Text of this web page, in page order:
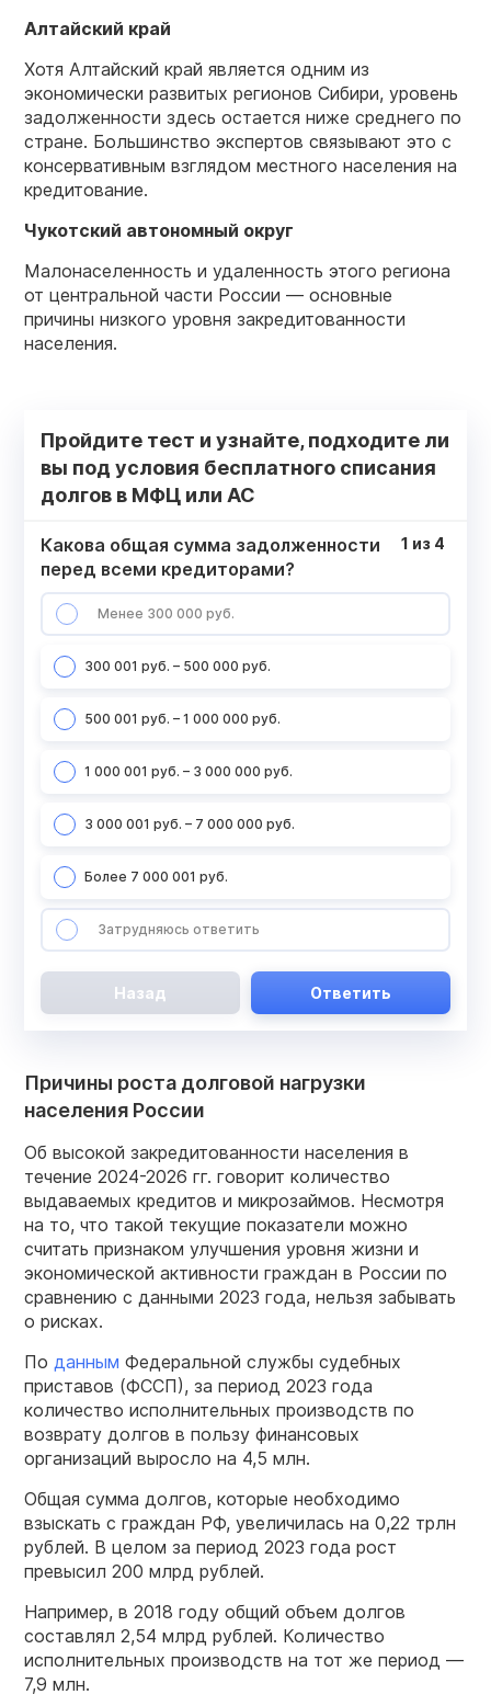
Алтайский край
Хотя Алтайский край является одним из
экономически развитых регионов Сибири, уровень
задолженности здесь остается ниже среднего по
стране. Большинство экспертов связывают это с
консервативным взглядом местного населения на
кредитование.
Чукотский автономный округ
Малонаселенность и удаленность этого региона
от центральной части России — основные
причины низкого уровня закредитованности
населения.
Пройдите тест и узнайте, подходите ли
вы под условия бесплатного списания
долгов в МФЦ или АС
Какова общая сумма задолженности
перед всеми кредиторами?
Менее 300 000 руб.
300 001 руб. – 500 000 руб.
500 001 руб. – 1 000 000 руб.
1 000 001 руб. – 3 000 000 руб.
3 000 001 руб. – 7 000 000 руб.
Более 7 000 001 руб.
Затрудняюсь ответить
1 из 4
Назад Ответить
Причины роста долговой нагрузки
населения России
Об высокой закредитованности населения в
течение 2024-2026 гг. говорит количество
выдаваемых кредитов и микрозаймов. Несмотря
на то, что такой текущие показатели можно
считать признаком улучшения уровня жизни и
экономической активности граждан в России по
сравнению с данными 2023 года, нельзя забывать
о рисках.
По данным Федеральной службы судебных
приставов (ФССП), за период 2023 года
количество исполнительных производств по
возврату долгов в пользу финансовых
организаций выросло на 4,5 млн.
Общая сумма долгов, которые необходимо
взыскать с граждан РФ, увеличилась на 0,22 трлн
рублей. В целом за период 2023 года рост
превысил 200 млрд рублей.
Например, в 2018 году общий объем долгов
составлял 2,54 млрд рублей. Количество
исполнительных производств на тот же период —
7,9 млн.